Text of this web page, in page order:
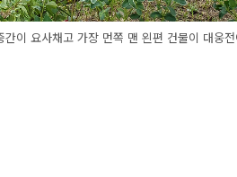
이 요사채고 가장 먼쪽 맨 왼편 건물이 대웅